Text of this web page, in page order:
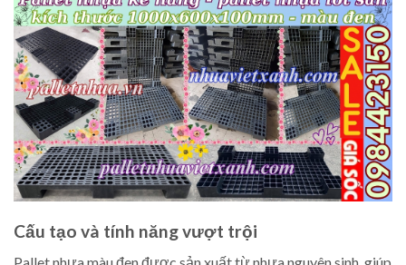
Cấu tạo và tính năng vượt trội